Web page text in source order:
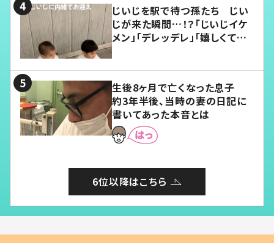
じいじを駅で待つ孫たち じい
じが来た瞬間…！？「じいじイケ
メン」「デレッデレ」「嬉しくて可
生後8ヶ月で亡くなった息子
約3年半後、当時の妻の日記に
書いてあった本音とは
6位以降はこちら